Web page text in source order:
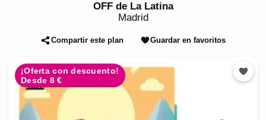
OFF de La Latina
Madrid
Compartir este plan Guardar en favoritos
¡Oferta con descuento!
Desde 8 €